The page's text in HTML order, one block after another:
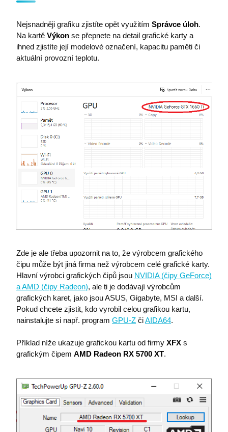
Nejsnadněji grafiku zjistíte opět využitím Správce úloh.
Na kartě Výkon se přepnete na detail grafické karty a
ihned zjistíte její modelové označení, kapacitu paměti či
aktuální provozní teplotu.
Zde je ale třeba upozornit na to, že výrobcem grafického
čipu může být jiná firma než výrobcem celé grafické karty.
Hlavní výrobci grafických čipů jsou NVIDIA (čipy GeForce)
a AMD (čipy Radeon), ale ti je dodávají výrobcům
grafických karet, jako jsou ASUS, Gigabyte, MSI a další.
Pokud chcete zjistit, kdo vyrobil celou grafikou kartu,
nainstalujte si např. program GPU-Z čiAIDA64.
Příklad níže ukazuje grafickou kartu od firmy XFX s
grafickým čipem AMD Radeon RX 5700 XT.
stsservicecookie
Microsoft Corporation
login.microsoftonline.com
MSPRequ
Microsoft
.login.live.com
SRM_L